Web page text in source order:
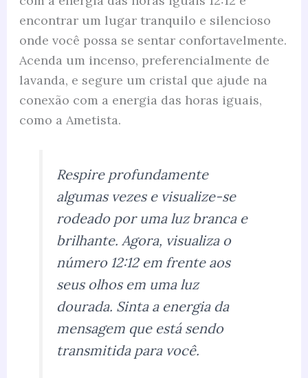
encontrar um lugar tranquilo e silencioso
onde você possa se sentar confortavelmente.
Acenda um incenso, preferencialmente de
lavanda, e segure um cristal que ajude na
conexão com a energia das horas iguais,
como a Ametista.
Respire profundamente
algumas vezes e visualize-se
rodeado por uma luz branca e
brilhante. Agora, visualiza o
número 12:12 em frente aos
seus olhos em uma luz
dourada. Sinta a energia da
mensagem que está sendo
transmitida para você.